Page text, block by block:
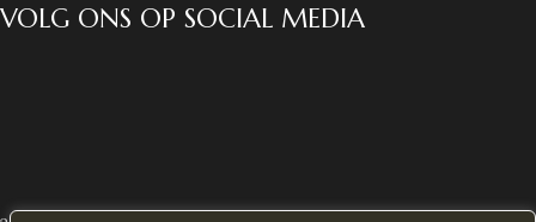
VOLG ONS OP SOCIAL MEDIA